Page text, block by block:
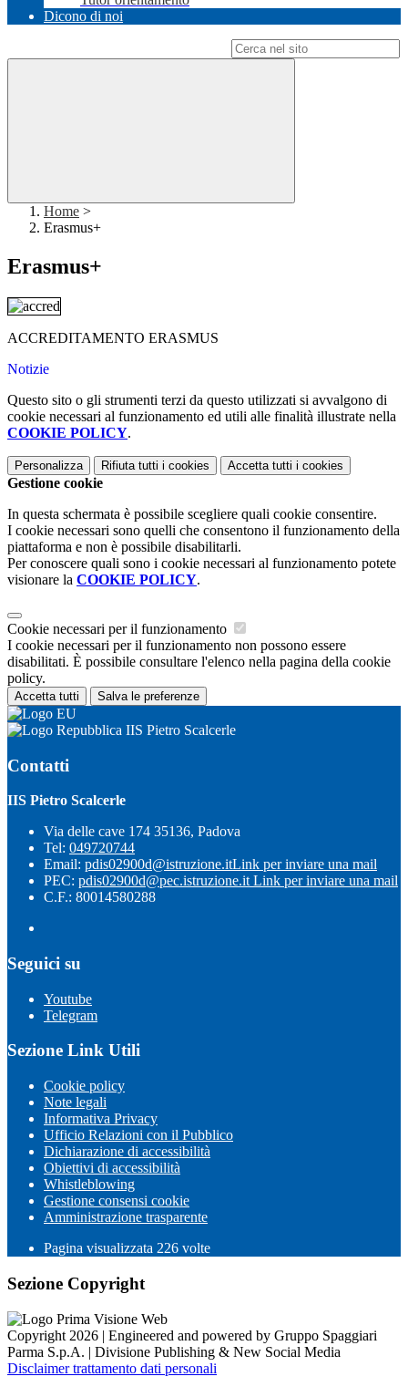
Dicono di noi
Home >
Erasmus+
Erasmus+
ACCREDITAMENTO ERASMUS
Notizie
Questo sito o gli strumenti terzi da questo utilizzati si avvalgono di
cookie necessari al funzionamento ed utili alle finalità illustrate nella
COOKIE POLICY.
Personalizza Rifiuta tutti i cookies Accetta tutti i cookies
Gestione cookie
In questa schermata è possibile scegliere quali cookie consentire.
I cookie necessari sono quelli che consentono il funzionamento della
piattaforma e non è possibile disabilitarli.
Per conoscere quali sono i cookie necessari al funzionamento potete
visionare la COOKIE POLICY.
Cookie necessari per il funzionamento
I cookie necessari per il funzionamento non possono essere
disabilitati. È possibile consultare l'elenco nella pagina della cookie
policy.
Accetta tutti Salva le preferenze
IIS Pietro Scalcerle
Contatti
IIS Pietro Scalcerle
Via delle cave 174 35136, Padova
Tel: 049720744
Email: pdis02900d@istruzione.itLink per inviare una mail
PEC: pdis02900d@pec.istruzione.it Link per inviare una mail
C.F.: 80014580288
Seguici su
Youtube
Telegram
Sezione Link Utili
Cookie policy
Note legali
Informativa Privacy
Ufficio Relazioni con il Pubblico
Dichiarazione di accessibilità
Obiettivi di accessibilità
Whistleblowing
Gestione consensi cookie
Amministrazione trasparente
Pagina visualizzata 226 volte
Sezione Copyright
Copyright 2026 | Engineered and powered by Gruppo Spaggiari
Parma S.p.A. | Divisione Publishing & New Social Media
Disclaimer trattamento dati personali